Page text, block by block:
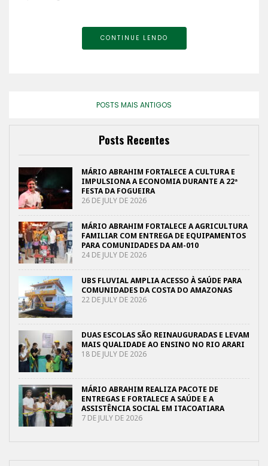
CONTINUE LENDO
POSTS MAIS ANTIGOS
Posts Recentes
MÁRIO ABRAHIM FORTALECE A CULTURA E
IMPULSIONA A ECONOMIA DURANTE A 22ª
FESTA DA FOGUEIRA
26 DE JULY DE 2026
MÁRIO ABRAHIM FORTALECE A AGRICULTURA
FAMILIAR COM ENTREGA DE EQUIPAMENTOS
PARA COMUNIDADES DA AM-010
24 DE JULY DE 2026
UBS FLUVIAL AMPLIA ACESSO À SAÚDE PARA
COMUNIDADES DA COSTA DO AMAZONAS
22 DE JULY DE 2026
DUAS ESCOLAS SÃO REINAUGURADAS E LEVAM
MAIS QUALIDADE AO ENSINO NO RIO ARARI
18 DE JULY DE 2026
MÁRIO ABRAHIM REALIZA PACOTE DE
ENTREGAS E FORTALECE A SAÚDE E A
ASSISTÊNCIA SOCIAL EM ITACOATIARA
7 DE JULY DE 2026